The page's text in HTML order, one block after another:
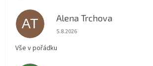
AT Alena Trchova
Hodnocení obchodu je 5 z 5
5.8.2026
Vše v pořádku